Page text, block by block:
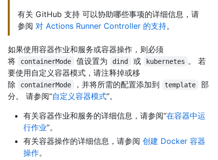
有关 GitHub 支持 可以协助哪些事项的详细信息，请
参阅 对 Actions Runner Controller 的支持。
如果使用容器作业和服务或容器操作，则必须
将
containerMode 值设置为 dind 或 kubernetes 。 若
要使用自定义容器模式，请注释掉或移
除
containerMode ，并将所需的配置添加到 template
部
分。 请参阅“自定义容器模式”。
有关容器作业和服务的详细信息，请参阅“在容器中运
行作业”。
有关容器操作的详细信息，请参阅 创建 Docker 容器
操作。